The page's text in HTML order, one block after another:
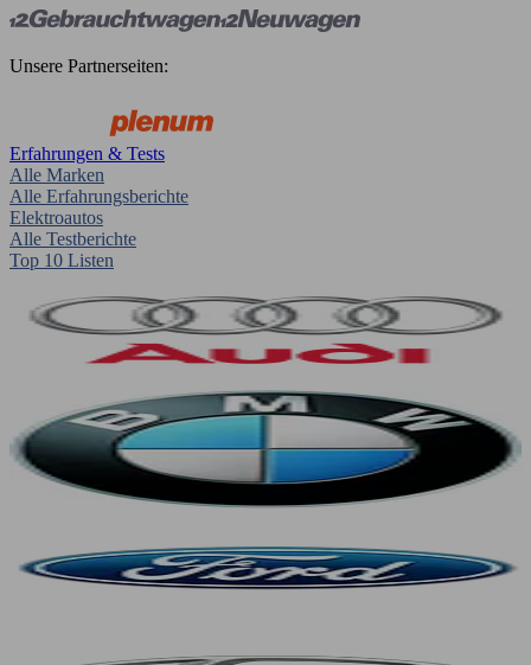
Unsere Partnerseiten:
Erfahrungen & Tests
Alle Marken
Alle Erfahrungsberichte
Elektroautos
Alle Testberichte
Top 10 Listen